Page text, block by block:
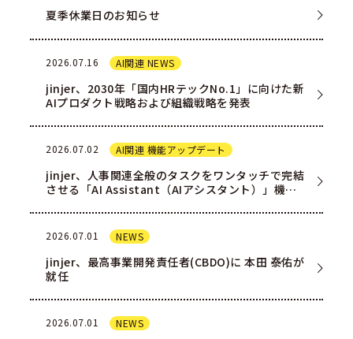
夏季休業日のお知らせ
2026.07.16 AI関連 NEWS
jinjer、2030年「国内HRテックNo.1」に向けた新
AIプロダクト戦略および組織戦略を発表
2026.07.02 AI関連 機能アップデート
jinjer、人事関連全般のタスクをワンタッチで完結
させる「AI Assistant（AIアシスタント）」機能
2026.07.01 NEWS
jinjer、最高事業開発責任者(CBDO)に 本田 泰佑が
就任
2026.07.01 NEWS